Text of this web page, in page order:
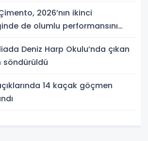
2026’nın ikinci
de olumlu performansını
Deniz Harp Okulu’nda çıkan
söndürüldü
14 kaçak göçmen